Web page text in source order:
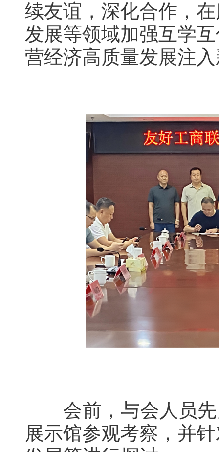
续友谊，深化合作，
发展等领域加强互学
营经济高质量发展注
会前，与会人员先
展示馆参观考察，并